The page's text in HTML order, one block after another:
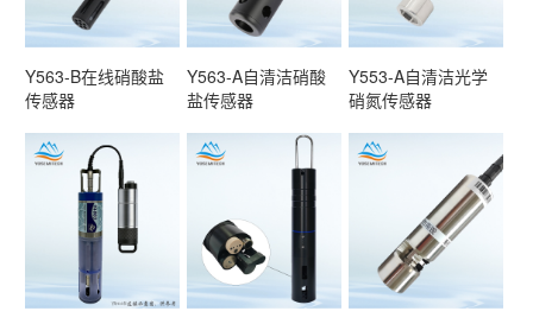
Y563-B在线硝酸盐
传感器
Y563-A自清洁硝酸
盐传感器
Y553-A自清洁光学
硝氮传感器